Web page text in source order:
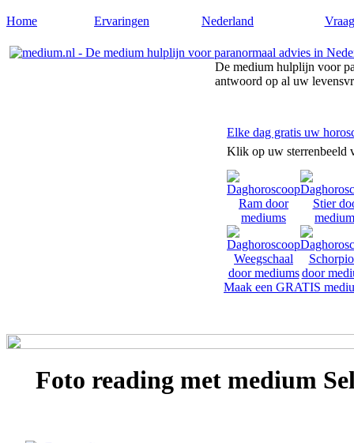
Home Ervaringen Nederland
De medium hulplijn voor
antwoord op al uw
Elke dag gratis uw
Klik op uw sterrenbeeld
Maak een GRATIS
Foto reading met medium